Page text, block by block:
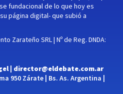
fundacional de lo que hoy es
página digital- que subió a
Zarateño SRL | Nº de Reg. DNDA:
| director@eldebate.com.ar
950 Zárate | Bs. As. Argentina |